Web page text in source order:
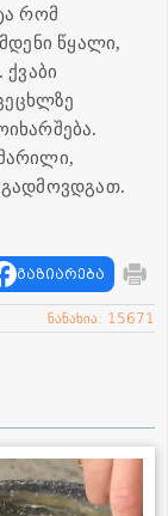
რომ
წყალი,
გაზიარება
ნანახია: 15671